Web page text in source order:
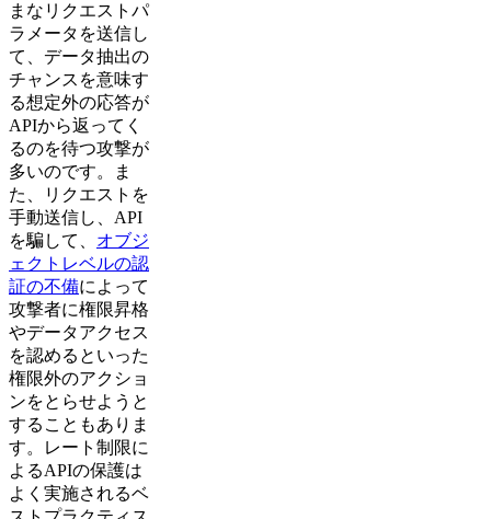
まなリクエストパ
ラメータを送信し
て、データ抽出の
チャンスを意味す
る想定外の応答が
APIから返ってく
るのを待つ攻撃が
多いのです。ま
た、リクエストを
手動送信し、API
を騙して、 オブジ
ェクトレベルの認
証の不備によって
攻撃者に権限昇格
やデータアクセス
を認めるといった
権限外のアクショ
ンをとらせようと
することもありま
す。レート制限に
よるAPIの保護は
よく実施されるベ